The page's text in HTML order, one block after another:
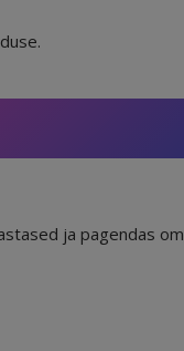
ja pagendas